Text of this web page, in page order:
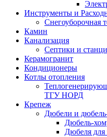
Инструменты и
Снегоуборочная
Камин
Канализация
Септики и
Керамогранит
Кондиционеры
Котлы отопления
ТГУ НОРД
Крепеж
Дюбели и
Дюбель-
Дюбеля для